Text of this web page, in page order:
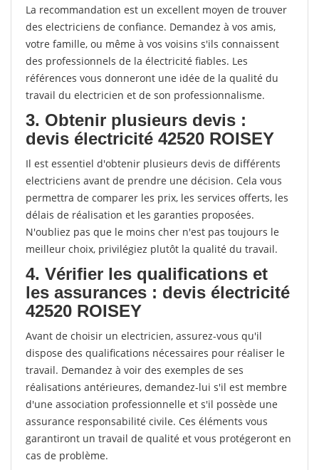
La recommandation est un excellent moyen de trouver
des electriciens de confiance. Demandez à vos amis,
votre famille, ou même à vos voisins s'ils connaissent
des professionnels de la électricité fiables. Les
références vous donneront une idée de la qualité du
travail du electricien et de son professionnalisme.
3. Obtenir plusieurs devis :
devis électricité 42520 ROISEY
Il est essentiel d'obtenir plusieurs devis de différents
electriciens avant de prendre une décision. Cela vous
permettra de comparer les prix, les services offerts, les
délais de réalisation et les garanties proposées.
N'oubliez pas que le moins cher n'est pas toujours le
meilleur choix, privilégiez plutôt la qualité du travail.
4. Vérifier les qualifications et
les assurances : devis électricité
42520 ROISEY
Avant de choisir un electricien, assurez-vous qu'il
dispose des qualifications nécessaires pour réaliser le
travail. Demandez à voir des exemples de ses
réalisations antérieures, demandez-lui s'il est membre
d'une association professionnelle et s'il possède une
assurance responsabilité civile. Ces éléments vous
garantiront un travail de qualité et vous protégeront en
cas de problème.